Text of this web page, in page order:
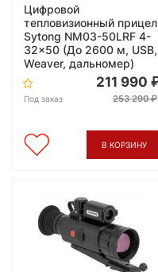
Цифровой
тепловизионный прицел
Sytong NM03-50LRF 4-
32x50 (До 2600 м, USB,
Weaver, дальномер)
Под заказ
211 990
253 290
В КОРЗИНУ